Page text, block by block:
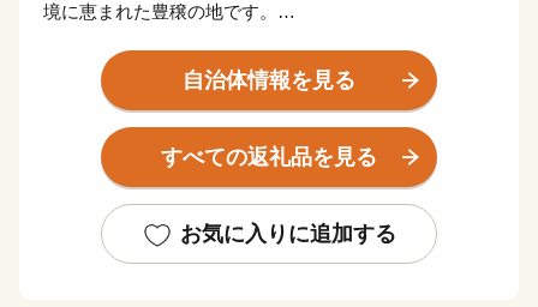
境に恵まれた豊穣の地です。
豊かな水田地帯が広がり、のどかな田園風景を臨むこと
ができます。
大郷町は、魅力ある豊かな自然を生かしながら、町民
と行政が力を結集し、一人ひとりが創意工夫を重ね、一
づくりを創造することで、活力があり安心して暮らせる
まち、心豊かで持続的に発展するまちを目指していま
自治体情報を見る
すべての返礼品を見る
お気に入りに追加する